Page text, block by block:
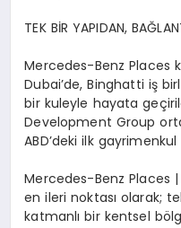
TEK BİR YAPIDAN, BAĞ
Mercedes-Benz Places
Dubai’de, Binghatti iş
bir kuleyle hayata geç
Development Group
ABD’deki ilk
Mercedes-Benz Places
en ileri noktasıolarak;
katmanlıbir kentsel bö